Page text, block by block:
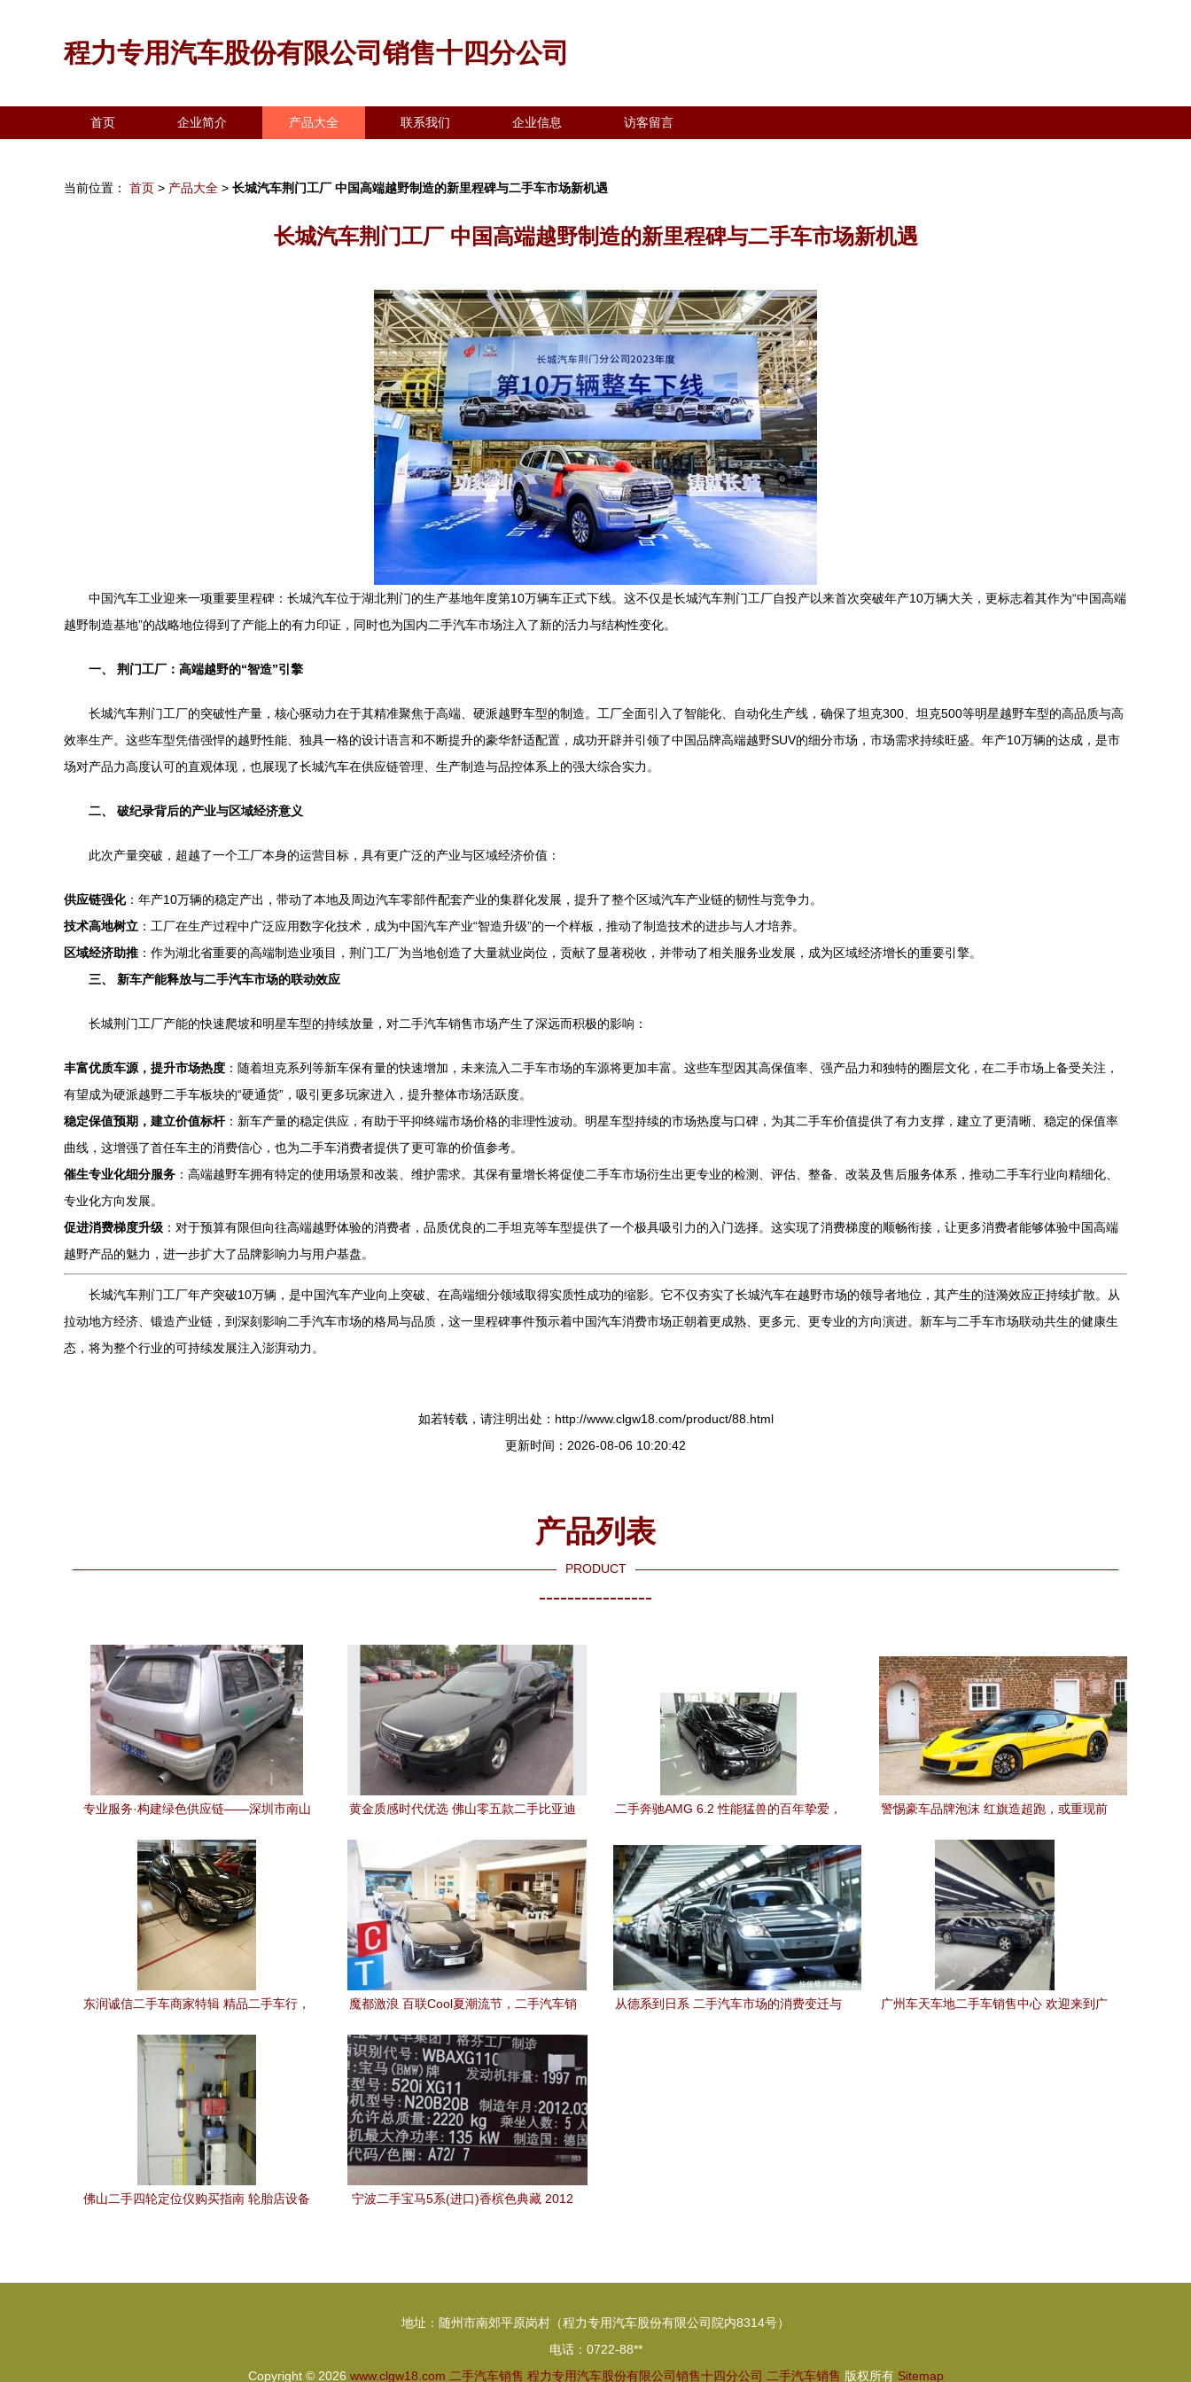
程力专用汽车股份有限公司销售十四分公司
首页 企业简介 产品大全 联系我们 企业信息 访客留言
当前位置： 首页 > 产品大全 > 长城汽车荆门工厂 中国高端越野制造的新里程碑与二手车市场新机遇
长城汽车荆门工厂 中国高端越野制造的新里程碑与二手车市场新机遇
中国汽车工业迎来一项重要里程碑：长城汽车位于湖北荆门的生产基地年度第10万辆车正式下线。这不仅是长城汽车荆门工厂自投产以来首次突破年产10万辆大关，更标志着其作为“中国高端
越野制造基地”的战略地位得到了产能上的有力印证，同时也为国内二手汽车市场注入了新的活力与结构性变化。
一、 荆门工厂：高端越野的“智造”引擎
长城汽车荆门工厂的突破性产量，核心驱动力在于其精准聚焦于高端、硬派越野车型的制造。工厂全面引入了智能化、自动化生产线，确保了坦克300、坦克500等明星越野车型的高品质与高
效率生产。这些车型凭借强悍的越野性能、独具一格的设计语言和不断提升的豪华舒适配置，成功开辟并引领了中国品牌高端越野SUV的细分市场，市场需求持续旺盛。年产10万辆的达成，是市
场对产品力高度认可的直观体现，也展现了长城汽车在供应链管理、生产制造与品控体系上的强大综合实力。
二、 破纪录背后的产业与区域经济意义
此次产量突破，超越了一个工厂本身的运营目标，具有更广泛的产业与区域经济价值：
供应链强化：年产10万辆的稳定产出，带动了本地及周边汽车零部件配套产业的集群化发展，提升了整个区域汽车产业链的韧性与竞争力。
技术高地树立 ：工厂在生产过程中广泛应用数字化技术，成为中国汽车产业“智造升级”的一个样板，推动了制造技术的进步与人才培养。
区域经济助推 ：作为湖北省重要的高端制造业项目，荆门工厂为当地创造了大量就业岗位，贡献了显著税收，并带动了相关服务业发展，成为区域经济增长的重要引擎。
三、 新车产能释放与二手汽车市场的联动效应
长城荆门工厂产能的快速爬坡和明星车型的持续放量，对二手汽车销售市场产生了深远而积极的影响：
丰富优质车源，提升市场热度 ：随着坦克系列等新车保有量的快速增加，未来流入二手车市场的车源将更加丰富。这些车型因其高保值率、强产品力和独特的圈层文化，在二手市场上备受关注，
有望成为硬派越野二手车板块的“硬通货”，吸引更多玩家进入，提升整体市场活跃度。
稳定保值预期，建立价值标杆：新车产量的稳定供应，有助于平抑终端市场价格的非理性波动。明星车型持续的市场热度与口碑，为其二手车价值提供了有力支撑，建立了更清晰、稳定的保值率
曲线，这增强了首任车主的消费信心，也为二手车消费者提供了更可靠的价值参考。
催生专业化细分服务 ：高端越野车拥有特定的使用场景和改装、维护需求。其保有量增长将促使二手车市场衍生出更专业的检测、评估、整备、改装及售后服务体系，推动二手车行业向精细化、
专业化方向发展。
促进消费梯度升级 ：对于预算有限但向往高端越野体验的消费者，品质优良的二手坦克等车型提供了一个极具吸引力的入门选择。这实现了消费梯度的顺畅衔接，让更多消费者能够体验中国高端
越野产品的魅力，进一步扩大了品牌影响力与用户基盘。
长城汽车荆门工厂年产突破10万辆，是中国汽车产业向上突破、在高端细分领域取得实质性成功的缩影。它不仅夯实了长城汽车在越野市场的领导者地位，其产生的涟漪效应正持续扩散。从
拉动地方经济、锻造产业链，到深刻影响二手汽车市场的格局与品质，这一里程碑事件预示着中国汽车消费市场正朝着更成熟、更多元、更专业的方向演进。新车与二手车市场联动共生的健康生
态，将为整个行业的可持续发展注入澎湃动力。
如若转载，请注明出处：http://www.clgw18.com/product/88.html
更新时间：2026-08-06 10:20:42
产品列表
PRODUCT
----------------
专业服务·构建绿色供应链——深圳市南山
黄金质感时代优选 佛山零五款二手比亚迪
二手奔驰AMG 6.2 性能猛兽的百年挚爱，
警惕豪车品牌泡沫 红旗造超跑，或重现前
东润诚信二手车商家特辑 精品二手车行，
魔都激浪 百联Cool夏潮流节，二手汽车销
从德系到日系 二手汽车市场的消费变迁与
广州车天车地二手车销售中心 欢迎来到广
佛山二手四轮定位仪购买指南 轮胎店设备
宁波二手宝马5系(进口)香槟色典藏 2012
地址：随州市南郊平原岗村（程力专用汽车股份有限公司院内8314号）
电话：0722-88**
Copyright © 2026 www.clgw18.com 二手汽车销售 程力专用汽车股份有限公司销售十四分公司 二手汽车销售 版权所有 Sitemap